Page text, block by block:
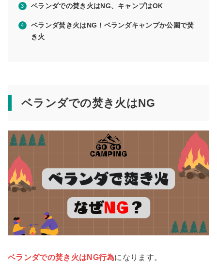
ベランダでの焚き火はNG、キャンプはOK
ベランダ焚き火はNG！ベランダキャンプか公園で焚
き火
ベランダでの焚き火はNG
ベランダでの焚き火はNG行為になります。